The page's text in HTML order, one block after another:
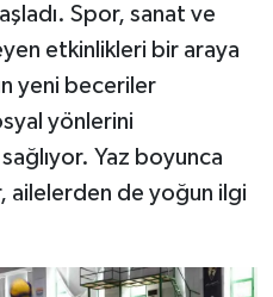
Spor, sanat ve
etkinlikleri bir araya
yeni beceriler
yönlerini
Yaz boyunca
ailelerden de yoğun ilgi